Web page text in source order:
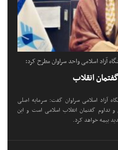
آزاد اسلامی واحد سراوان مطرح کرد:
انقلاب
آزاد اسلامی سراوان گفت: سرمایه اصلی
تداوم گفتمان انقلاب اسلامی است و این
بیمه خواهد کرد.